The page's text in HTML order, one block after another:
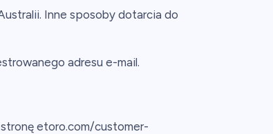
Inne sposoby dotarcia do
adresu e-mail.
etoro.com/customer-